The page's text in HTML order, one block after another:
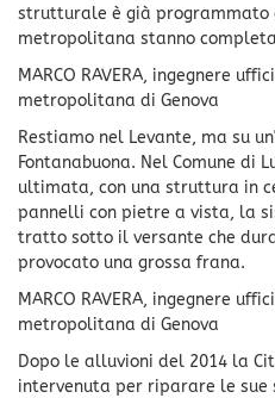
strutturale è già programmato
metropolitana stanno
MARCO RAVERA, ingegnere
metropolitana di Genova
Restiamo nel Levante, ma su
Fontanabuona. Nel Comune di
ultimata, con una struttura in
pannelli con pietre a vista, la
tratto sotto il versante che
provocato una grossa frana.
MARCO RAVERA, ingegnere
metropolitana di Genova
Dopo le alluvioni del 2014 la
intervenuta per riparare le